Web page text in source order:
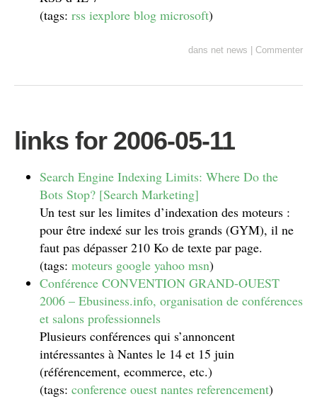
(tags: rss iexplore blog microsoft)
dans net news Commenter
links for 2006-05-11
Search Engine Indexing Limits: Where Do the
Bots Stop? [Search Marketing]
Un test sur les limites d’indexation des moteurs :
pour être indexé sur les trois grands (GYM), il ne
faut pas dépasser 210 Ko de texte par page.
(tags: moteurs google yahoo msn)
Conférence CONVENTION GRAND-OUEST
2006 – Ebusiness.info, organisation de conférences
et salons professionnels
Plusieurs conférences qui s’annoncent
intéressantes à Nantes le 14 et 15 juin
(référencement, ecommerce, etc.)
(tags: conference ouest nantes referencement)